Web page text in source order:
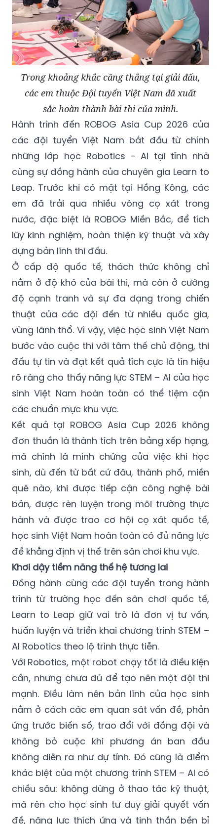
Trong khoảng khắc căng thẳng tại giải đấu,
các em thuộc Đội tuyển Việt Nam đã xuất
sắc hoàn thành bài thi của mình.
Hành trình đến ROBOG Asia Cup 2026 của
các đội tuyển Việt Nam bắt đầu từ chính
những lớp học Robotics - AI tại tỉnh nhà
cùng sự đồng hành của chuyên gia Learn to
Leap. Trước khi có mặt tại Hồng Kông, các
em đã trải qua nhiều vòng cọ xát trong
nước, đặc biệt là ROBOG Miền Bắc, để tích
lũy kinh nghiệm, hoàn thiện kỹ thuật và xây
dựng bản lĩnh thi đấu.
Ở cấp độ quốc tế, thách thức không chỉ
nằm ở độ khó của bài thi, mà còn ở cường
độ cạnh tranh và sự đa dạng trong chiến
thuật của các đội đến từ nhiều quốc gia,
vùng lãnh thổ. Vì vậy, việc học sinh Việt Nam
bước vào cuộc thi với tâm thế chủ động, thi
đấu tự tin và đạt kết quả tích cực là tín hiệu
rõ ràng cho thấy năng lực STEM – AI của học
sinh Việt Nam hoàn toàn có thể tiệm cận
các chuẩn mực khu vực.
Kết quả tại ROBOG Asia Cup 2026 không
đơn thuần là thành tích trên bảng xếp hạng,
mà chính là minh chứng của việc khi học
sinh, dù đến từ bất cứ đâu, thành phố, miền
quê nào, khi được tiếp cận công nghệ bài
bản, được rèn luyện trong môi trường thực
hành và được trao cơ hội cọ xát quốc tế,
học sinh Việt Nam hoàn toàn có đủ năng lực
để khẳng định vị thế trên sân chơi khu vực.
Khơi dậy tiềm năng thế hệ tương lai
Đồng hành cùng các đội tuyển trong hành
trình từ trường học đến sân chơi quốc tế,
Learn to Leap giữ vai trò là đơn vị tư vấn,
huấn luyện và triển khai chương trình STEM –
AI Robotics theo lộ trình thực tiễn.
Với Robotics, một robot chạy tốt là điều kiện
cần, nhưng chưa đủ để tạo nên một đội thi
mạnh. Điều làm nên bản lĩnh của học sinh
nằm ở cách các em quan sát vấn đề, phản
ứng trước biến số, trao đổi với đồng đội và
không bỏ cuộc khi phương án ban đầu
không diễn ra như dự tính. Đó cũng là điểm
khác biệt của một chương trình STEM – AI có
chiều sâu: không dừng ở thao tác kỹ thuật,
mà rèn cho học sinh tư duy giải quyết vấn
đề, năng lực thích ứng và tinh thần bền bỉ
trước thử thách.